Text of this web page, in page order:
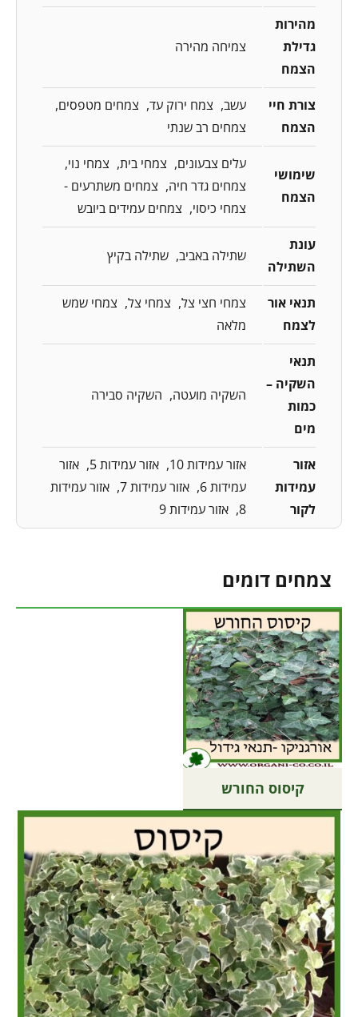
מהירות
גדילת
הצמח
צמיחה מהירה
צורת חיי
הצמח
עשב צמח ירוק עד
צמחים מטפסים
צמחים רב שנתי
שימושי
הצמח
עלים צבעונים צמחי בית
צמחי נוי
צמחים גדר חיה
צמחים משתרעים -
צמחי כיסוי
צמחים עמידים ביובש
עונת
השתילה
שתילה באביב שתילה בקיץ
תנאי אור
לצמח
צמחי חצי צל צמחי צל
צמחי שמש
מלאה
תנאי
השקיה –
כמות
מים
השקיה מועטה השקיה סבירה
אזור
עמידות
לקור
אזור עמידות 10 אזור עמידות 5
אזור
עמידות 6
אזור עמידות 7
אזור עמידות
8 אזור עמידות 9
צמחים דומים
קיסוס החורש